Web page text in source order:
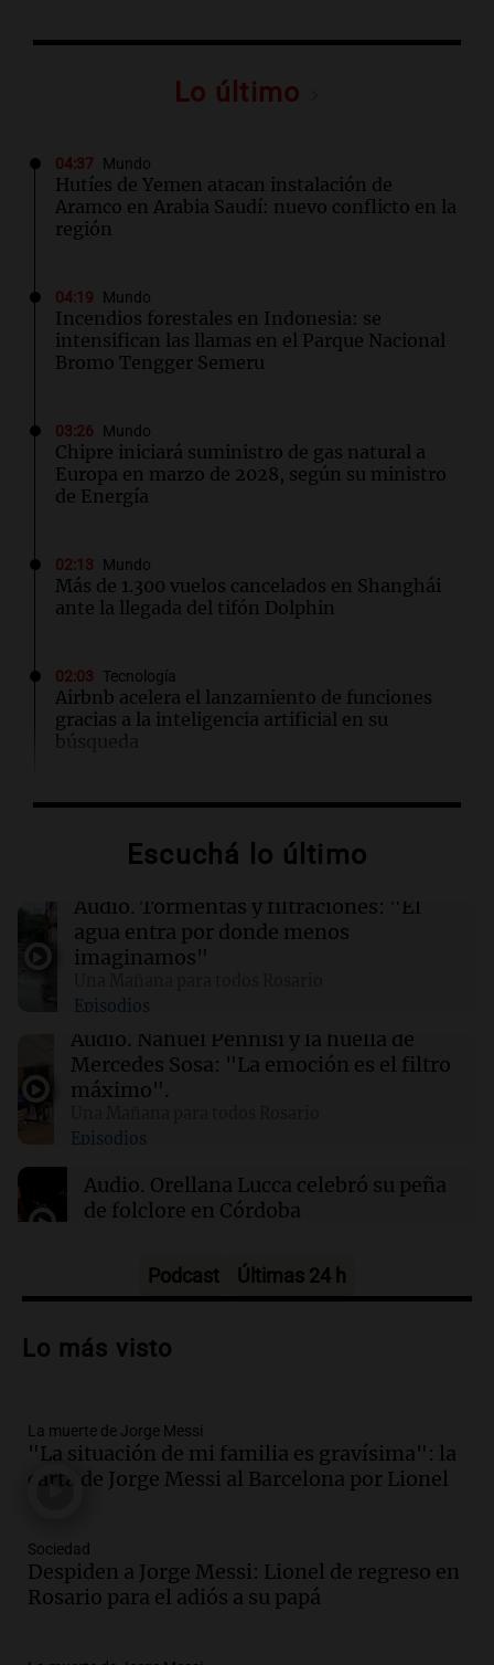
Lo último
04:37 Mundo
Hutíes de Yemen atacan instalación de
Aramco en Arabia Saudí: nuevo conflicto en la
región
04:19 Mundo
Incendios forestales en Indonesia: se
intensifican las llamas en el Parque Nacional
Bromo Tengger Semeru
03:26 Mundo
Chipre iniciará suministro de gas natural a
Europa en marzo de 2028, según su ministro
de Energía
02:13 Mundo
Más de 1.300 vuelos cancelados en Shanghái
ante la llegada del tifón Dolphin
02:03 Tecnología
Airbnb acelera el lanzamiento de funciones
gracias a la inteligencia artificial en su
búsqueda
01:49 Mundo
un aumento en la producción de armas
Reducir alimentos dulces no disminuye
antojos ni mejora la salud, según estudio
01:29 Mundo
El lago Mead alcanza su nivel más bajo en 90
años, evidenciando la crisis hídrica en EE.UU.
00:32 Clima
Clima en Salta: cómo estará el tiempo este
domingo 9 de agosto
Escuchá lo último
Audio. Tormentas y filtraciones: "El
agua entra por donde menos
imaginamos"
Episodios
Audio. Nahuel Pennisi y la huella de
Mercedes Sosa: "La emoción es el filtro
máximo".
Episodios
Audio. Orellana Lucca celebró su peña
de folclore en Córdoba
Audio.Trágico accidente en Mendoza:
vehículos desde un puente
Audio.Tragedia en Mendoza: un muerto
y cinco heridos tras caer dos autos desde
un puente
Audio.Messi llegará esta noche a
Rosario para acompañar a su familia
Podcast Últimas 24 h
Lo más visto
La muerte de Jorge Messi
"La situación de mi familia es gravísima": la
carta de Jorge Messi al Barcelona por Lionel
Sociedad
Despiden a Jorge Messi: Lionel de regreso en
Rosario para el adiós a su papá